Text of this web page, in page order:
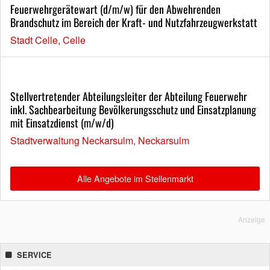
Feuerwehrgerätewart (d/m/w) für den Abwehrenden
Brandschutz im Bereich der Kraft- und Nutzfahrzeugwerkstatt
Stadt Celle, Celle
Stellvertretender Abteilungsleiter der Abteilung Feuerwehr
inkl. Sachbearbeitung Bevölkerungsschutz und Einsatzplanung
mit Einsatzdienst (m/w/d)
Stadtverwaltung Neckarsulm, Neckarsulm
Alle Angebote im Stellenmarkt
Anzeige
SERVICE